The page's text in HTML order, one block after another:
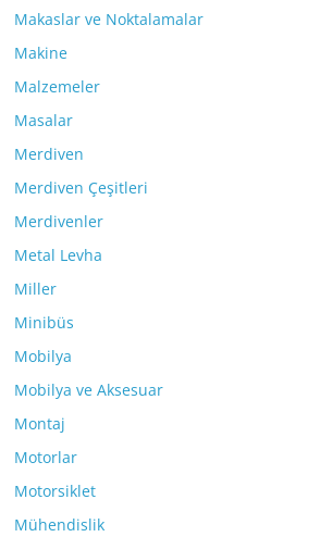
Makaslar ve Noktalamalar
Makine
Malzemeler
Masalar
Merdiven
Merdiven Çeşitleri
Merdivenler
Metal Levha
Miller
Minibüs
Mobilya
Mobilya ve Aksesuar
Montaj
Motorlar
Motorsiklet
Mühendislik